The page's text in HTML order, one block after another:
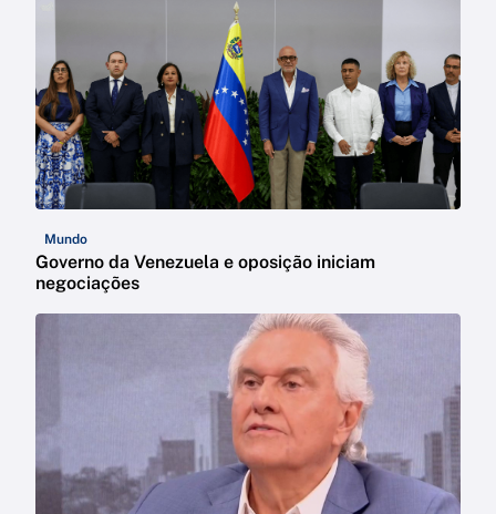
Mundo
Governo da Venezuela e oposição iniciam
negociações